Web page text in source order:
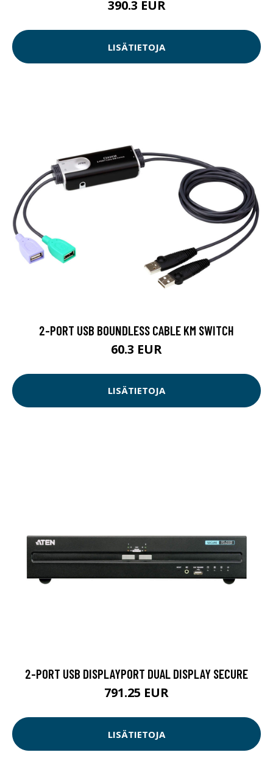
390.3 EUR
LISÄTIETOJA
2-PORT USB BOUNDLESS CABLE KM SWITCH
60.3 EUR
LISÄTIETOJA
2-PORT USB DISPLAYPORT DUAL DISPLAY SECURE
791.25 EUR
LISÄTIETOJA